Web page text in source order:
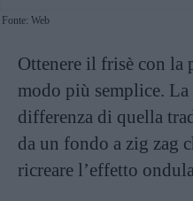
Fonte: Web
Ottenere il frisè con la
modo più semplice. La
differenza di quella
da un fondo a zig zag
ricreare l’effetto